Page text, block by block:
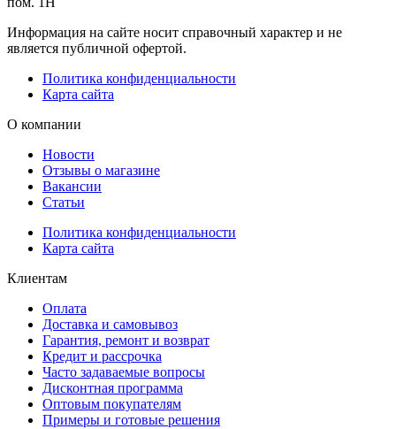
Информация на сайте носит справочный характер и не
является публичной офертой.
Политика конфиденциальности
Карта сайта
О компании
Новости
Отзывы о магазине
Вакансии
Статьи
Политика конфиденциальности
Карта сайта
Клиентам
Оплата
Доставка и самовывоз
Гарантия, ремонт и возврат
Кредит и рассрочка
Часто задаваемые вопросы
Дисконтная программа
Оптовым покупателям
Примеры и готовые решения